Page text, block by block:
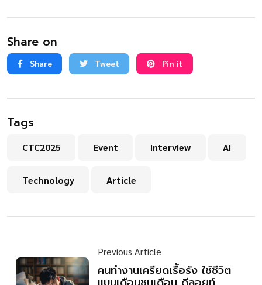
Share on
Share Tweet Pin it
Tags
CTC2025 Event Interview AI
Technology Article
Previous Article
คนทำงานเครียดเรื้อรัง ใช้ชีวิต